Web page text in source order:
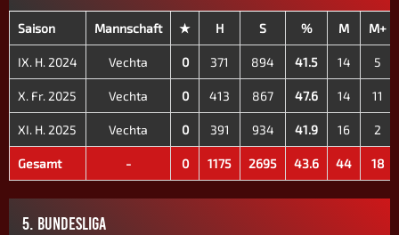
Saison Mannschaft ★ H S % M M+
IX. H. 2024 Vechta 0 371 894 41.5 14 5
X. Fr. 2025 Vechta 0 413 867 47.6 14 11
XI. H. 2025 Vechta 0 391 934 41.9 16 2
Gesamt - 0 1175 2695 43.6 44 18
5. BUNDESLIGA